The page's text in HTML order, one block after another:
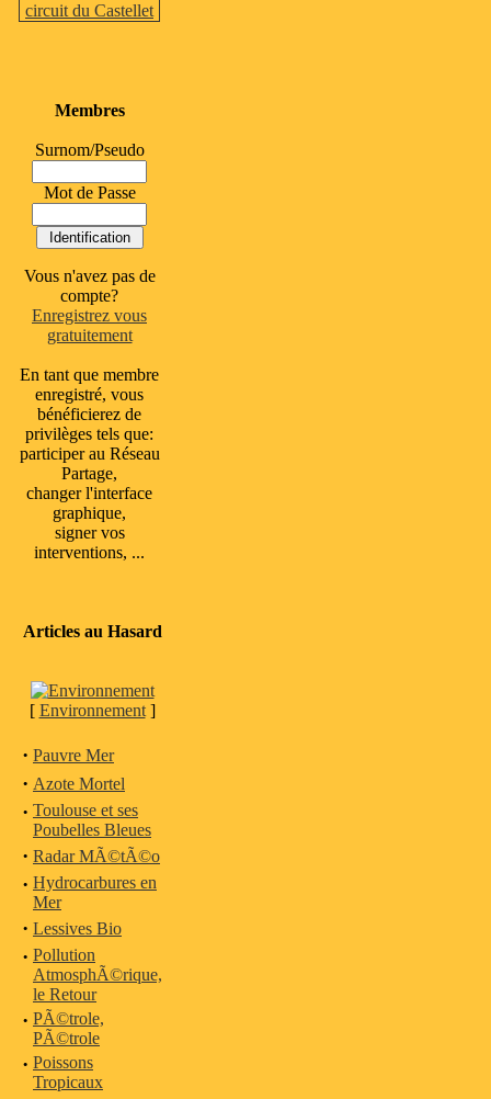
Membres
Surnom/Pseudo
Mot de Passe
Vous n'avez pas de
compte?
Enregistrez vous
gratuitement
En tant que membre
enregistré, vous
bénéficierez de
privilèges tels que:
participer au Réseau
Partage,
changer l'interface
graphique,
signer vos
interventions, ...
Articles au Hasard
[ Environnement]
· Pauvre Mer
· Azote Mortel
· Toulouse et ses
Poubelles Bleues
· Radar MÃ©tÃ©o
· Hydrocarbures en
Mer
· Lessives Bio
· Pollution
AtmosphÃ©rique,
le Retour
· PÃ©trole,
PÃ©trole
· Poissons
Tropicaux